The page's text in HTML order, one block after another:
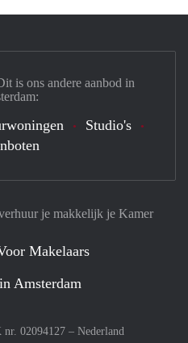
je makkelijk je Kamer
Makelaars
Amsterdam
02094127 – Nederland
is ons andere aanbod in
Studio's